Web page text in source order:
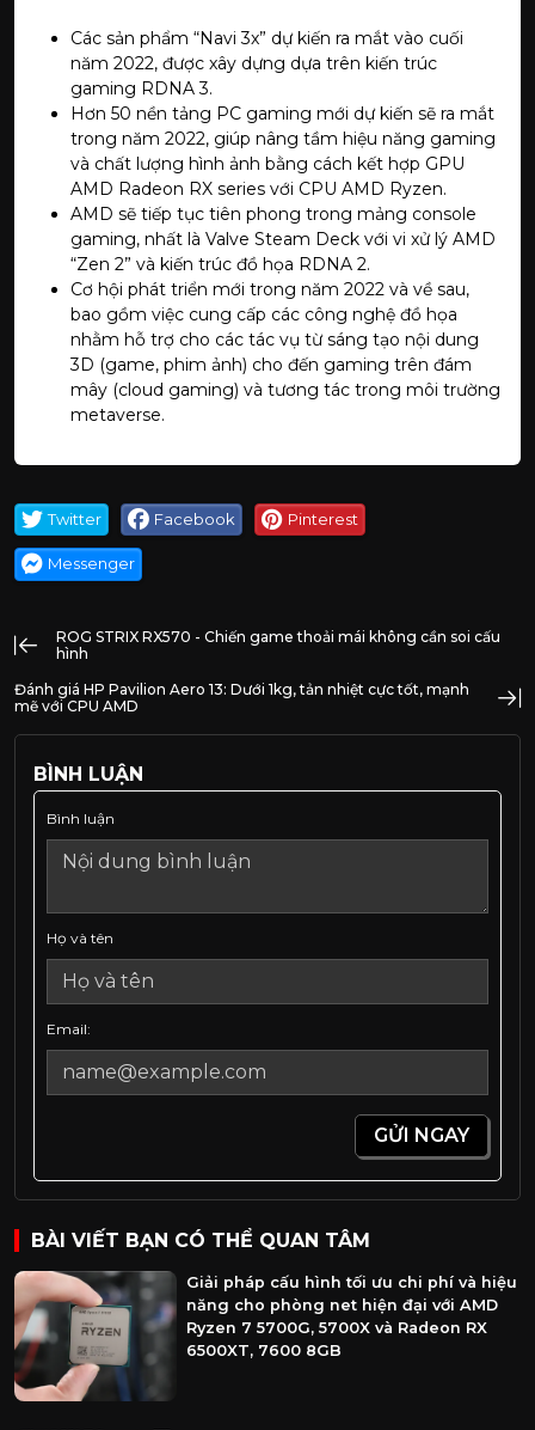
Các sản phẩm “Navi 3x” dự kiến ra mắt vào cuối
năm 2022, được xây dựng dựa trên kiến trúc
gaming RDNA 3.
Hơn 50 nền tảng PC gaming mới dự kiến sẽ ra mắt
trong năm 2022, giúp nâng tầm hiệu năng gaming
và chất lượng hình ảnh bằng cách kết hợp GPU
AMD Radeon RX series với CPU AMD Ryzen.
AMD sẽ tiếp tục tiên phong trong mảng console
gaming, nhất là Valve Steam Deck với vi xử lý AMD
“Zen 2” và kiến trúc đồ họa RDNA 2.
Cơ hội phát triển mới trong năm 2022 và về sau,
bao gồm việc cung cấp các công nghệ đồ họa
nhằm hỗ trợ cho các tác vụ từ sáng tạo nội dung
3D (game, phim ảnh) cho đến gaming trên đám
mây (cloud gaming) và tương tác trong môi trường
metaverse.
Twitter Facebook Pinterest
Messenger
ROG STRIX RX570 - Chiến game thoải mái không cần soi cấu
hình
Đánh giá HP Pavilion Aero 13: Dưới 1kg, tản nhiệt cực tốt, mạnh
mẽ với CPU AMD
BÌNH LUẬN
Bình luận
Họ và tên
Email:
GỬI NGAY
BÀI VIẾT BẠN CÓ THỂ QUAN TÂM
Giải pháp cấu hình tối ưu chi phí và hiệu
năng cho phòng net hiện đại với AMD
Ryzen 7 5700G, 5700X và Radeon RX
6500XT, 7600 8GB